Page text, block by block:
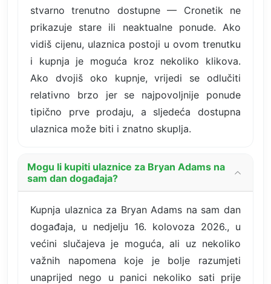
stvarno trenutno dostupne — Cronetik ne
prikazuje stare ili neaktualne ponude. Ako
vidiš cijenu, ulaznica postoji u ovom trenutku
i kupnja je moguća kroz nekoliko klikova.
Ako dvojiš oko kupnje, vrijedi se odlučiti
relativno brzo jer se najpovoljnije ponude
tipično prve prodaju, a sljedeća dostupna
ulaznica može biti i znatno skuplja.
Mogu li kupiti ulaznice za Bryan Adams na
sam dan događaja?
Kupnja ulaznica za Bryan Adams na sam dan
događaja, u nedjelju 16. kolovoza 2026., u
većini slučajeva je moguća, ali uz nekoliko
važnih napomena koje je bolje razumjeti
unaprijed nego u panici nekoliko sati prije